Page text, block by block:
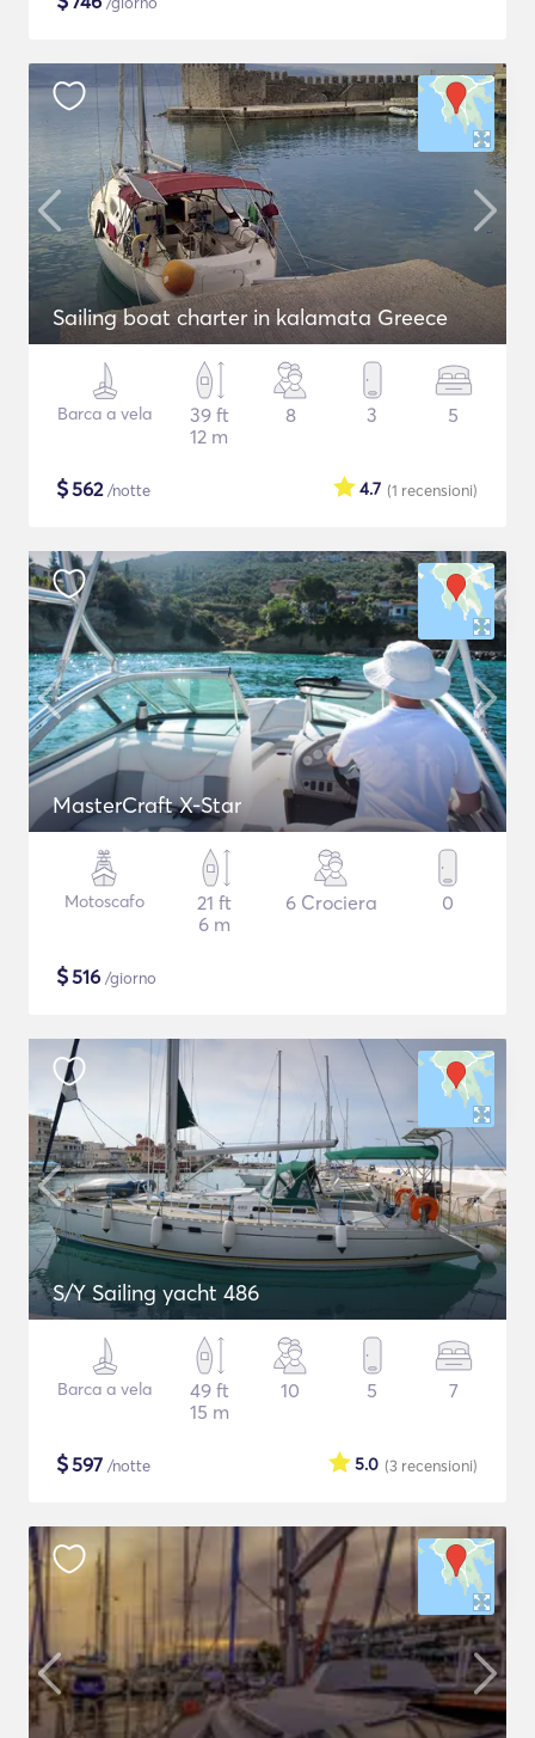
Sailing boat charter in kalamata Greece
Barca a vela
39 ft
12 m
8 3 5
$562/notte (1 recensioni)
4.7
MasterCraft X-Star
Motoscafo
21 ft
6 m
6 Crociera 0
$516 /giorno
S/Y Sailing yacht 486
Barca a vela
49 ft
15 m
10 5 7
$597 /notte (3 recensioni)
5.0